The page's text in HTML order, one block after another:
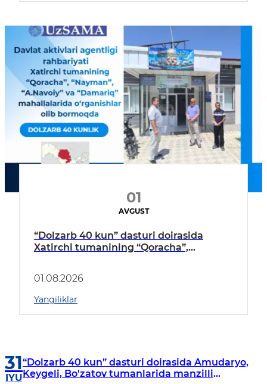
01
AVGUST
“Dolzarb 40 kun” dasturi doirasida
Xatirchi tumanining “Qoracha”,
borildi
01.08.2026
Yangiliklar
31
IYU
“Dolzarb 40 kun” dasturi doirasida Amudaryo,
Keygeli, Bo'zatov tumanlarida manzilli